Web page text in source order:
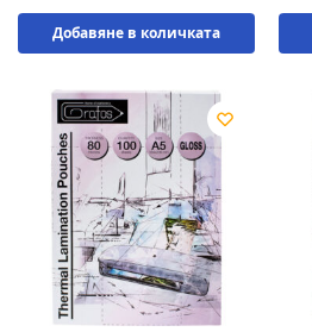
Добавяне в количката